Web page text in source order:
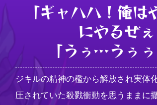
「ギャハハ！俺
にやるぜぇ
「うぅ…うぅ
ジキルの精神の檻から解放され実体
圧されていた殺戮衝動を思うままに